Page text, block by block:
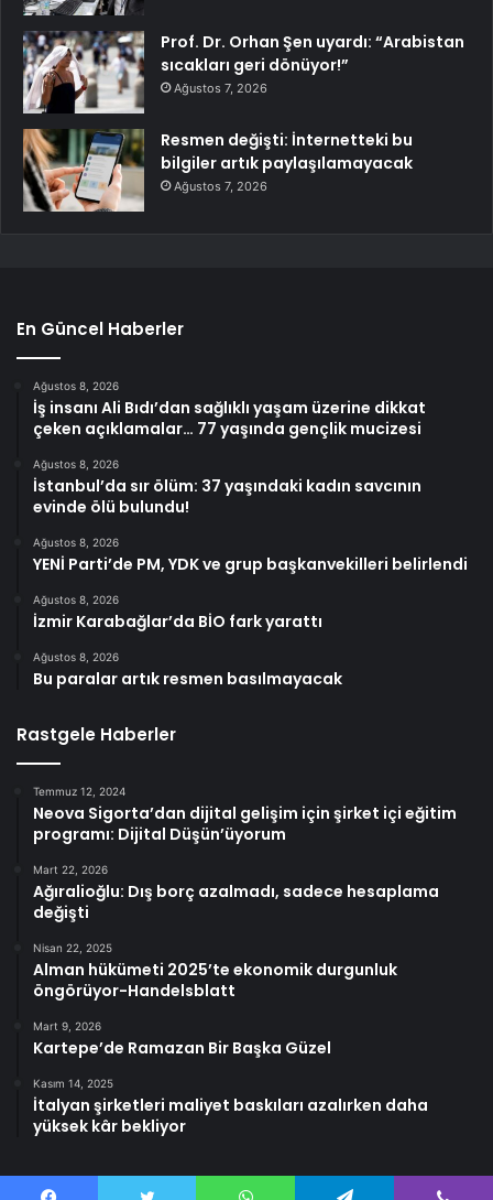
Prof. Dr. Orhan Şen uyardı: “Arabistan
sıcakları geri dönüyor!”
Ağustos 7, 2026
Resmen değişti: İnternetteki bu
bilgiler artık paylaşılamayacak
Ağustos 7, 2026
En Güncel Haberler
Ağustos 8, 2026
İş insanı Ali Bıdı’dan sağlıklı yaşam üzerine dikkat
çeken açıklamalar… 77 yaşında gençlik mucizesi
Ağustos 8, 2026
İstanbul’da sır ölüm: 37 yaşındaki kadın savcının
evinde ölü bulundu!
Ağustos 8, 2026
YENİ Parti’de PM, YDK ve grup başkanvekilleri belirlendi
Ağustos 8, 2026
İzmir Karabağlar’da BİO fark yarattı
Ağustos 8, 2026
Bu paralar artık resmen basılmayacak
Rastgele Haberler
Temmuz 12, 2024
Neova Sigorta’dan dijital gelişim için şirket içi eğitim
programı: Dijital Düşün’üyorum
Mart 22, 2026
Ağıralioğlu: Dış borç azalmadı, sadece hesaplama
değişti
Nisan 22, 2025
Alman hükümeti 2025’te ekonomik durgunluk
öngörüyor-Handelsblatt
Mart 9, 2026
Kartepe’de Ramazan Bir Başka Güzel
Kasım 14, 2025
İtalyan şirketleri maliyet baskıları azalırken daha
yüksek kâr bekliyor